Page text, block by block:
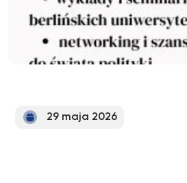
29 maja 2026